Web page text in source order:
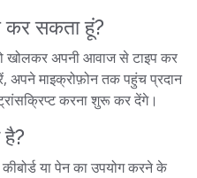
सकता हूं?
अपनी आवाज से टाइप कर
माइक्रोफ़ोन तक पहुंच प्रदान
करना शुरू कर देंगे।
है?
या पेन का उपयोग करने के